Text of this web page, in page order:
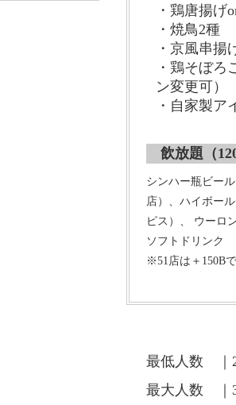
・鶏唐揚げ
・焼鳥2種
・京風串揚
・鶏そぼろ
ン変更可）
・自家製ア
飲放題（
シンハー瓶ビー
店）、ハイボー
ピス）、 ウーロ
ソフトドリンク
※51店は＋150B
最低人数 ｜
最大人数 ｜